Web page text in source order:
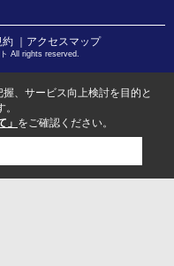
約 ｜アクセスマップ
All rights reserved.
、サービス向上検討を目的と
」 をご確認ください。